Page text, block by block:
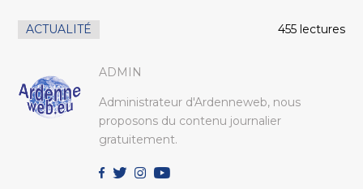
ACTUALITÉ 455 lectures
ADMIN
Administrateur d'Ardenneweb, nous
proposons du contenu journalier
gratuitement.